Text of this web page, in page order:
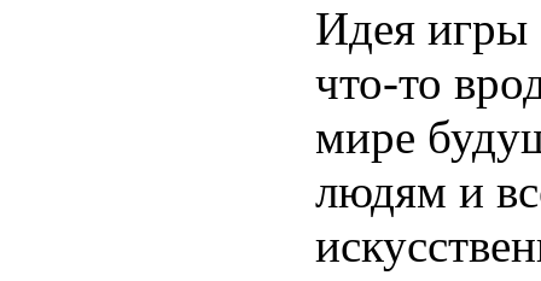
Идея игры
что-то
мире
людям и